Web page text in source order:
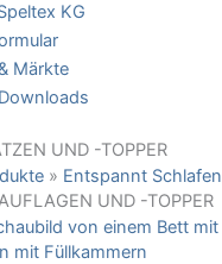
KG
Märkte
UND -TOPPER
» Entspannt Schlafen
UND -TOPPER
mit Füllkammern